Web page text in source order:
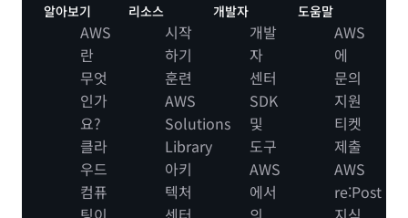
알아보기
AWS
란
무엇
인가
요?
클라
우드
컴퓨
리소스
시작
하기
훈련
AWS
Solutions
Library
아키
텍처
개발자
개발
자
센터
SDK
및
도구
AWS
에서
도움말
AWS
에
문의
지원
티켓
제출
AWS
re:Post